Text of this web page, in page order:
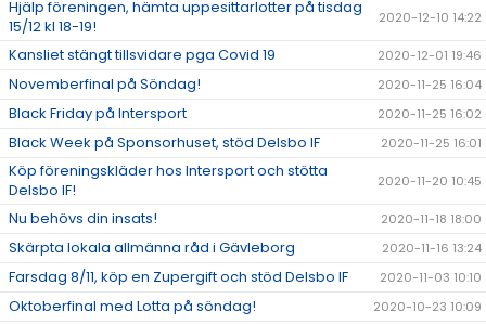
Hjälp föreningen, hämta uppesittarlotter på tisdag
15/12 kl 18-19!
2020-12-10 14:22
Kansliet stängt tillsvidare pga Covid 19 2020-12-01 19:46
Novemberfinal på Söndag! 2020-11-25 16:04
Black Friday på Intersport 2020-11-25 16:02
Black Week på Sponsorhuset, stöd Delsbo IF 2020-11-25 16:01
Köp föreningskläder hos Intersport och stötta
Delsbo IF!
2020-11-20 10:45
Nu behövs din insats! 2020-11-18 18:00
Skärpta lokala allmänna råd i Gävleborg 2020-11-16 13:24
Farsdag 8/11, köp en Zupergift och stöd Delsbo IF 2020-11-03 10:10
Oktoberfinal med Lotta på söndag! 2020-10-23 10:09